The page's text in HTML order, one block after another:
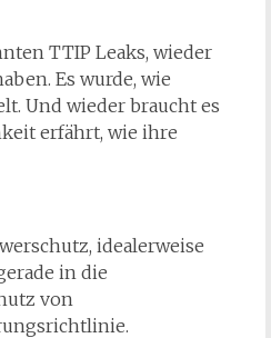
TTIP Leaks, wieder
Es wurde, wie
Und wieder braucht es
erfährt, wie ihre
idealerweise
in die
von